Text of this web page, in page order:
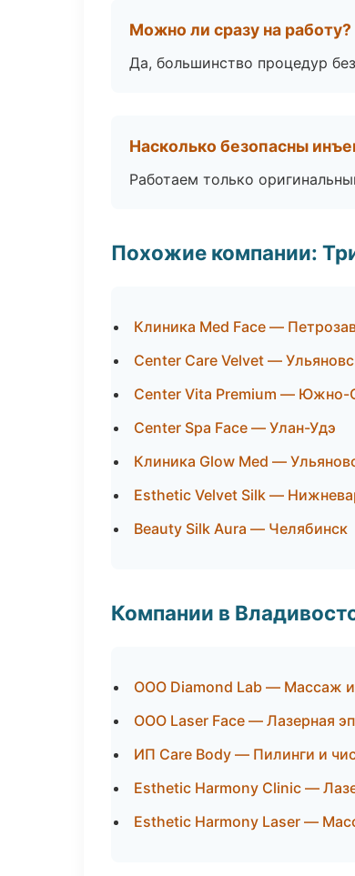
Можно ли сразу на работу?
Да, большинство процедур
Насколько безопасны
Работаем только
Похожие компании:
Клиника Med Face —
Center Care Velvet —
Center Vita Premium — Южно-
Center Spa Face — Улан-Удэ
Клиника Glow Med —
Esthetic Velvet Silk —
Beauty Silk Aura — Челябинск
Компании в
ООО Diamond Lab — Массаж и
ООО Laser Face — Лазерная
ИП Care Body — Пилинги и
Esthetic Harmony Clinic —
Esthetic Harmony Laser —